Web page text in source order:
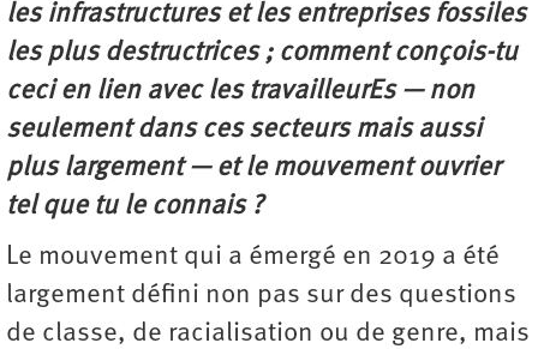
les infrastructures et les entreprises fossiles
les plus destructrices ; comment conçois-tu
ceci en lien avec les travailleurEs — non
seulement dans ces secteurs mais aussi
plus largement — et le mouvement ouvrier
tel que tu le connais ?
Le mouvement qui a émergé en 2019 a été
largement défini non pas sur des questions
de classe, de racialisation ou de genre, mais